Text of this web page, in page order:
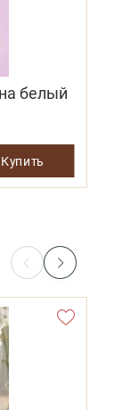
белый
купить